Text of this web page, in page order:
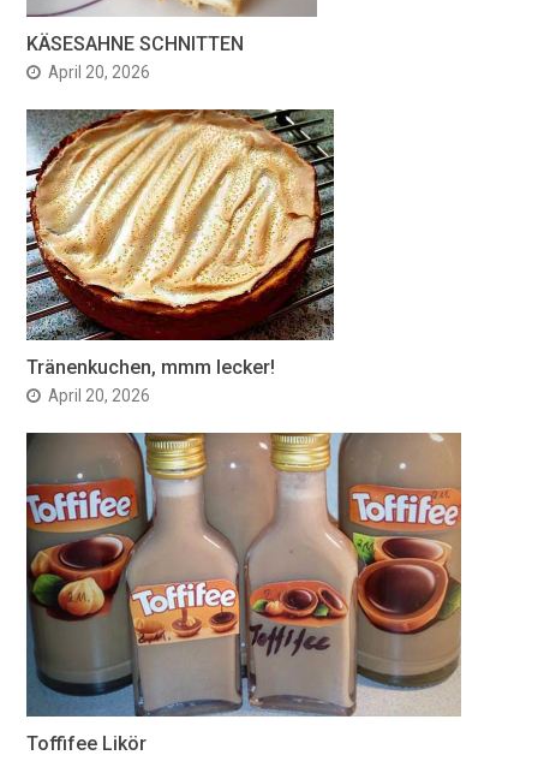
KÄSESAHNE SCHNITTEN
April 20, 2026
Tränenkuchen, mmm lecker!
April 20, 2026
Toffifee Likör